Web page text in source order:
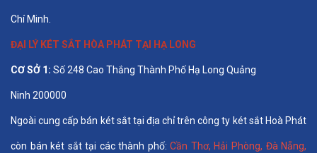
Chí Minh.
ĐẠI LÝ KÉT SẮT HÒA PHÁT TẠI HẠ LONG
CƠ SỞ 1: Số 248 Cao Thắng Thành Phố Hạ Long Quảng
Ninh 200000
Ngoài cung cấp bán két sắt tại địa chỉ trên công ty két sắt Hoà Phát
còn bán két sắt tại các thành phố:Cần Thơ, Hải Phòng, Đà Nẵng,